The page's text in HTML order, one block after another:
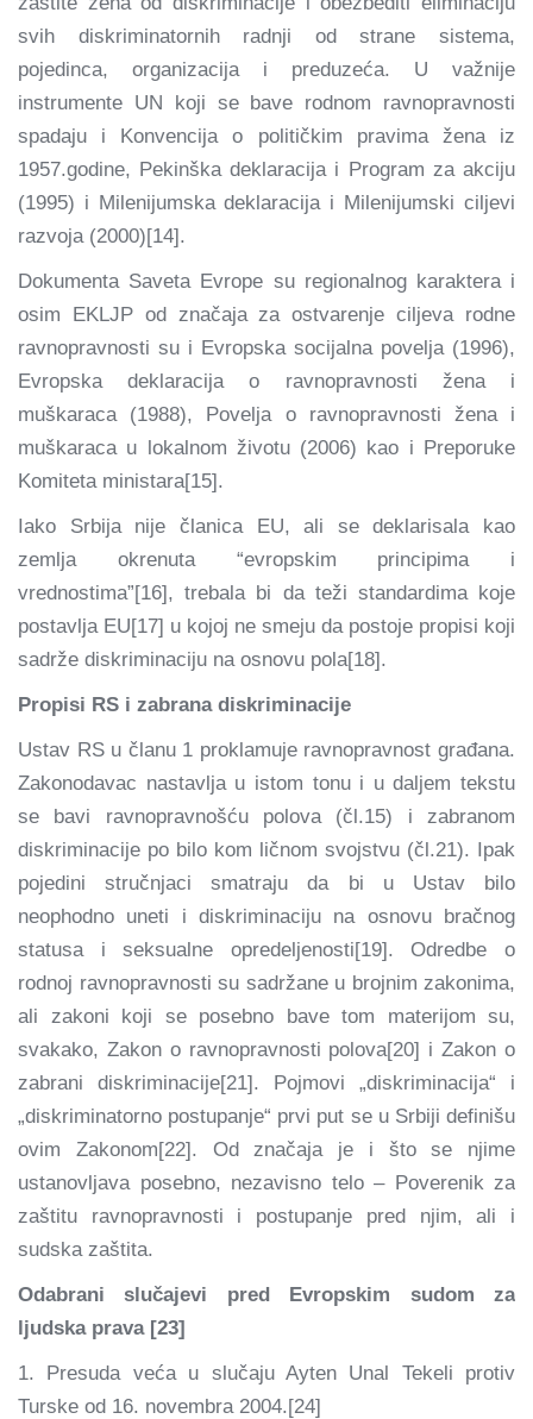
svih diskriminatornih radnji od strane sistema,
pojedinca, organizacija i preduzeća. U važnije
instrumente UN koji se bave rodnom ravnopravnosti
spadaju i Konvencija o političkim pravima žena iz
1957.godine, Pekinška deklaracija i Program za akciju
(1995) i Milenijumska deklaracija i Milenijumski ciljevi
razvoja (2000)[14].
Dokumenta Saveta Evrope su regionalnog karaktera i
osim EKLJP od značaja za ostvarenje ciljeva rodne
ravnopravnosti su i Evropska socijalna povelja (1996),
Evropska deklaracija o ravnopravnosti žena i
muškaraca (1988), Povelja o ravnopravnosti žena i
muškaraca u lokalnom životu (2006) kao i Preporuke
Komiteta ministara[15].
Iako Srbija nije članica EU, ali se deklarisala kao
zemlja okrenuta “evropskim principima i
vrednostima”[16], trebala bi da teži standardima koje
postavlja EU[17] u kojoj ne smeju da postoje propisi koji
sadrže diskriminaciju na osnovu pola[18].
Propisi RS i zabrana diskriminacije
Ustav RS u članu 1 proklamuje ravnopravnost građana.
Zakonodavac nastavlja u istom tonu i u daljem tekstu
se bavi ravnopravnošću polova (čl.15) i zabranom
diskriminacije po bilo kom ličnom svojstvu (čl.21). Ipak
pojedini stručnjaci smatraju da bi u Ustav bilo
neophodno uneti i diskriminaciju na osnovu bračnog
statusa i seksualne opredeljenosti[19]. Odredbe o
rodnoj ravnopravnosti su sadržane u brojnim zakonima,
ali zakoni koji se posebno bave tom materijom su,
svakako, Zakon o ravnopravnosti polova[20] i Zakon o
zabrani diskriminacije[21]. Pojmovi „diskriminacija“ i
„diskriminatorno postupanje“ prvi put se u Srbiji definišu
ovim Zakonom[22]. Od značaja je i što se njime
ustanovljava posebno, nezavisno telo – Poverenik za
zaštitu ravnopravnosti i postupanje pred njim, ali i
sudska zaštita.
Odabrani slučajevi pred Evropskim sudom za
ljudska prava [23]
1. Presuda veća u slučaju Ayten Unal Tekeli protiv
Turske od 16. novembra 2004.[24]